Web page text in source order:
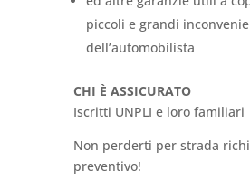
piccoli e grandi
dell’automobilista
CHI È ASSICURATO
Iscritti UNPLI e loro familiari
Non perderti per strada
preventivo!